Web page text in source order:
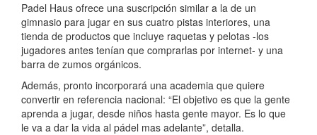
Padel Haus ofrece una suscripción similar a la de un
gimnasio para jugar en sus cuatro pistas interiores, una
tienda de productos que incluye raquetas y pelotas -los
jugadores antes tenían que comprarlas por internet- y una
barra de zumos orgánicos.
Además, pronto incorporará una academia que quiere
convertir en referencia nacional: “El objetivo es que la gente
aprenda a jugar, desde niños hasta gente mayor. Es lo que
le va a dar la vida al pádel mas adelante”, detalla.